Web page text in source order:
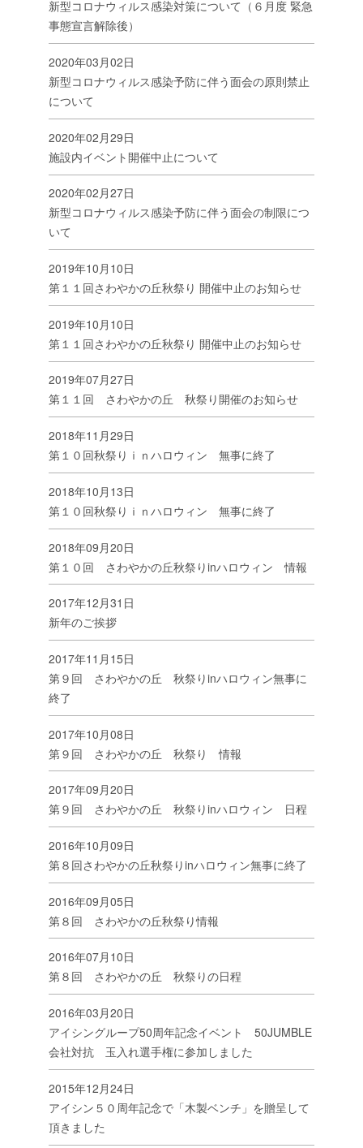
新型コロナウィルス感染対策について（６月度 緊急
事態宣言解除後）
2020年03月02日
新型コロナウィルス感染予防に伴う面会の原則禁止
について
2020年02月29日
施設内イベント開催中止について
2020年02月27日
新型コロナウィルス感染予防に伴う面会の制限につ
いて
2019年10月10日
第１１回さわやかの丘秋祭り 開催中止のお知らせ
2019年10月10日
第１１回さわやかの丘秋祭り 開催中止のお知らせ
2019年07月27日
第１１回 さわやかの丘 秋祭り開催のお知らせ
2018年11月29日
第１０回秋祭りｉｎハロウィン 無事に終了
2018年10月13日
第１０回秋祭りｉｎハロウィン 無事に終了
2018年09月20日
第１０回 さわやかの丘秋祭りinハロウィン 情報
2017年12月31日
新年のご挨拶
2017年11月15日
第９回 さわやかの丘 秋祭りinハロウィン無事に
終了
2017年10月08日
第９回 さわやかの丘 秋祭り 情報
2017年09月20日
第９回 さわやかの丘 秋祭りinハロウィン 日程
2016年10月09日
第８回さわやかの丘秋祭りinハロウィン無事に終了
2016年09月05日
第８回 さわやかの丘秋祭り情報
2016年07月10日
第８回 さわやかの丘 秋祭りの日程
2016年03月20日
アイシングループ50周年記念イベント 50JUMBLE
会社対抗 玉入れ選手権に参加しました
2015年12月24日
アイシン５０周年記念で「木製ベンチ」を贈呈して
頂きました